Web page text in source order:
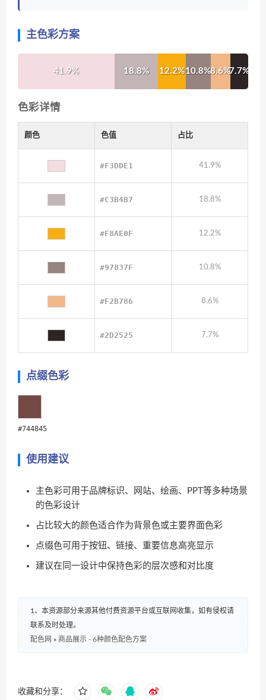
主色彩方案
41.9% 18.8% 12.2%10.8%8.6%7.7%
色彩详情
颜色 色值 占比
#F3DDE1 41.9%
#C3B4B7 18.8%
#F8AE0F 12.2%
#97837F 10.8%
#F2B786 8.6%
#2D2525 7.7%
点缀色彩
#744845
使用建议
主色彩可用于品牌标识、网站、绘画、PPT等多种场景
的色彩设计
占比较大的颜色适合作为背景色或主要界面色彩
点缀色可用于按钮、链接、重要信息高亮显示
建议在同一设计中保持色彩的层次感和对比度
1、本资源部分来源其他付费资源平台或互联网收集，如有侵权请
联系及时处理。
配色网 » 商品展示 - 6种颜色配色方案
收藏和分享：